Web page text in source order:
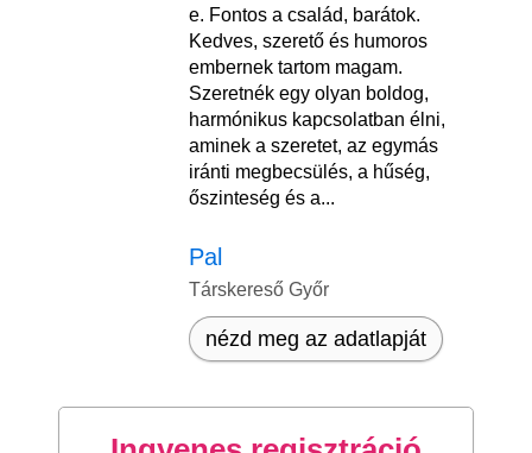
e. Fontos a család, barátok.
Kedves, szerető és humoros
embernek tartom magam.
Szeretnék egy olyan boldog,
harmónikus kapcsolatban élni,
aminek a szeretet, az egymás
iránti megbecsülés, a hűség,
őszinteség és a...
Pal
Társkereső Győr
nézd meg az adatlapját